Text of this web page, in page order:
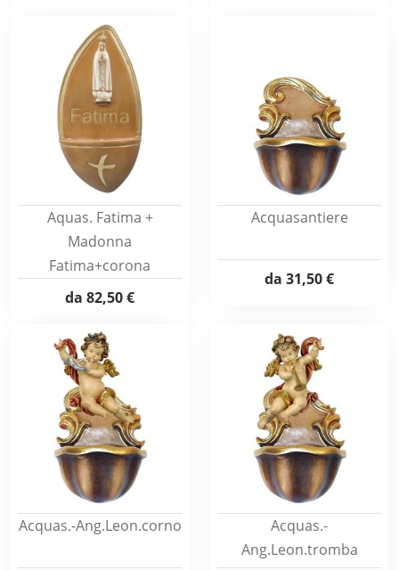
Aquas. Fatima +
Madonna
Fatima+corona
da 82,50 €
Acquasantiere
da 31,50 €
Acquas.-Ang.Leon.corno
Acquas.-
Ang.Leon.tromba